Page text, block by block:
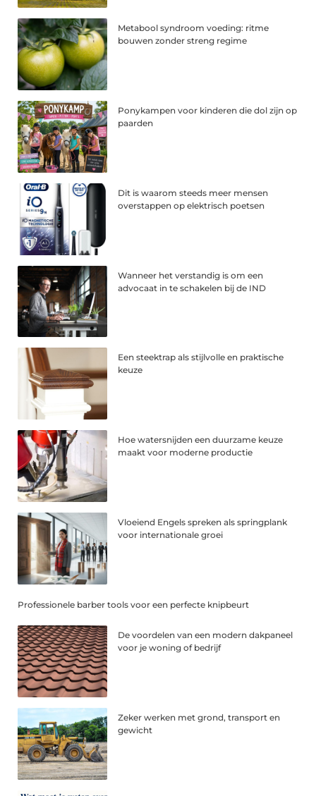
Metabool syndroom voeding: ritme
bouwen zonder streng regime
Ponykampen voor kinderen die dol zijn op
paarden
Dit is waarom steeds meer mensen
overstappen op elektrisch poetsen
Wanneer het verstandig is om een
advocaat in te schakelen bij de IND
Een steektrap als stijlvolle en praktische
keuze
Hoe watersnijden een duurzame keuze
maakt voor moderne productie
Vloeiend Engels spreken als springplank
voor internationale groei
Professionele barber tools voor een perfecte knipbeurt
De voordelen van een modern dakpaneel
voor je woning of bedrijf
Zeker werken met grond, transport en
gewicht